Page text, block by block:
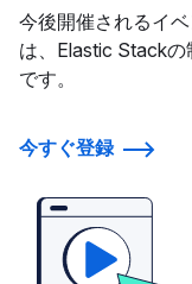
今後開催されるイ
は、Elastic Stack
です。
今すぐ登録